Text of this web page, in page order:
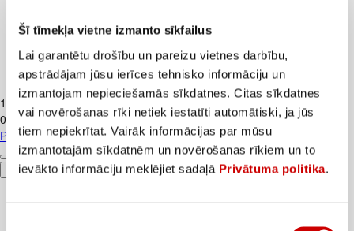
Šī tīmekļa vietne izmanto sīkfailus
Lai garantētu drošību un pareizu vietnes darbību,
apstrādājam jūsu ierīces tehnisko informāciju un
izmantojam nepieciešamās sīkdatnes. Citas sīkdatnes
vai novērošanas rīki netiek iestatīti automātiski, ja jūs
tiem nepiekrītat. Vairāk informācijas par mūsu
izmantotajām sīkdatnēm un novērošanas rīkiem un to
ievākto informāciju meklējiet sadaļā Privātuma politika.
Piens TERE 2,5% 1,5L
1
37€
0,91€/l
Piens TERE 2,5% 1,5L
Pievienot